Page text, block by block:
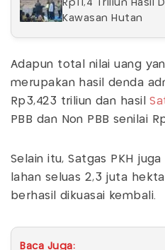
Rp11,4 Triliun Hasil
Kawasan Hutan
Adapun total nilai uang
merupakan hasil denda
Rp3,423 triliun dan hasil
PBB dan Non PBB senilai
Selain itu, Satgas PKH
lahan seluas 2,3 juta
berhasil dikuasai kembali.
Baca Juga: